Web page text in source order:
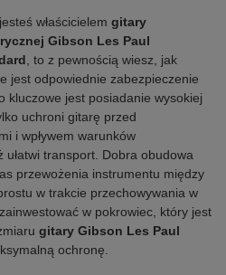
właścicielem gitary
Gibson Les Paul
, to z pewnością wiesz, jak
jest odpowiednie zabezpieczenie
kluczowe jest posiadanie wysokiej
uchroni gitarę przed
i wpływem warunków
transport. Dobra obudowa
przewożenia instrumentu między
w trakcie przechowywania w
w pokrowiec, który jest
gitary Gibson Les Paul
ochronę.